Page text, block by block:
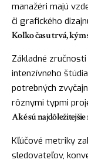
manažéri majú
či grafického
Koľko času trvá, kým
Základné
intenzívneho
potrebných
rôznymi typmi
Aké sú
Kľúčové metriky
sledovateľov,